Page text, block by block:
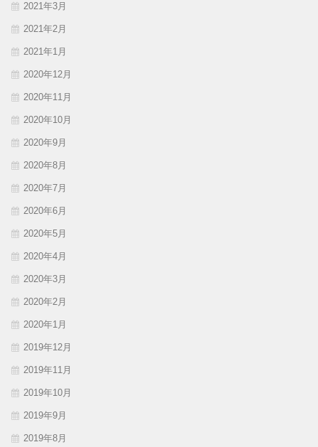
2021年3月
2021年2月
2021年1月
2020年12月
2020年11月
2020年10月
2020年9月
2020年8月
2020年7月
2020年6月
2020年5月
2020年4月
2020年3月
2020年2月
2020年1月
2019年12月
2019年11月
2019年10月
2019年9月
2019年8月